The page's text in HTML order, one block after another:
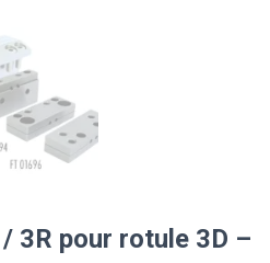
3R pour rotule 3D –